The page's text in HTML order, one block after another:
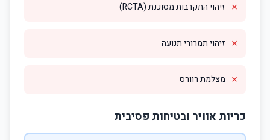
✗ זיהוי התקרבות מסוכנת (RCTA)
✗ זיהוי תמרורי תנועה
✗ מצלמת רוורס
כריות אוויר ובטיחות פסיבית